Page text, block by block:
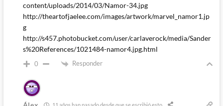
content/uploads/2014/03/Namor-34.jpg
http://theartofjaelee.com/images/artwork/marvel_namor1.jp
g
http://s457.photobucket.com/user/carlaverock/media/Sander
s%20References/1021484-namor4.jpg.html
0 Responder